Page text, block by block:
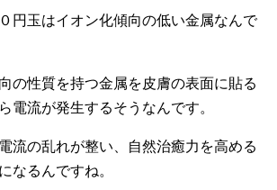
円玉はイオン化傾向の低い金属なんで
の性質を持つ金属を皮膚の表面に貼る
電流が発生するそうなんです。
流の乱れが整い、自然治癒力を高める
なるんですね。